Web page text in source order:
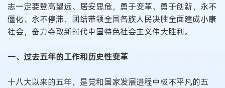
志一定要登高望远、居安思危，勇于变革、勇于创新，永不
僵化、永不停滞，团结带领全国各族人民决胜全面建成小康
社会，奋力夺取新时代中国特色社会主义伟大胜利。
一、过去五年的工作和历史性变革
十八大以来的五年，是党和国家发展进程中极不平凡的五